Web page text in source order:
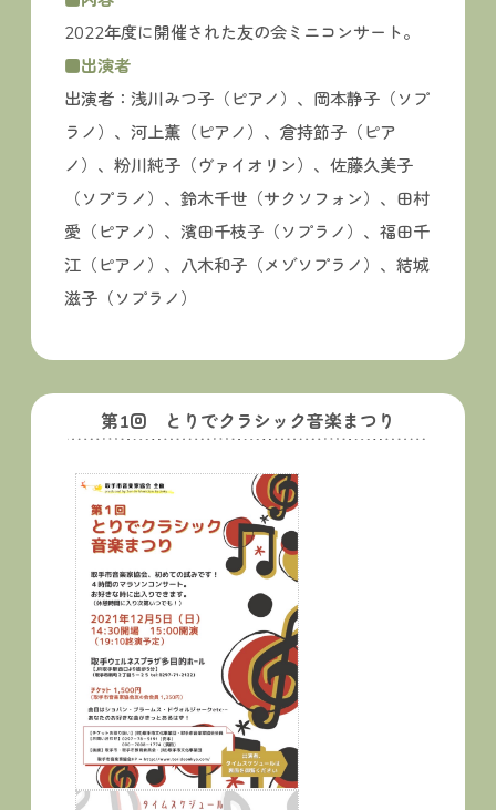
2022年度に開催された友の会ミニコンサート。
■出演者
出演者：浅川みつ子（ピアノ）、岡本静子（ソプ
ラノ）、河上薫（ピアノ）、倉持節子（ピア
ノ）、粉川純子（ヴァイオリン）、佐藤久美子
（ソプラノ）、鈴木千世（サクソフォン）、田村
愛（ピアノ）、濱田千枝子（ソプラノ）、福田千
江（ピアノ）、八木和子（メゾソプラノ）、結城
滋子（ソプラノ）
第1回 とりでクラシック音楽まつり